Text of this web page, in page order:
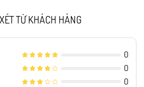
TỪ KHÁCH HÀNG
0
0
0